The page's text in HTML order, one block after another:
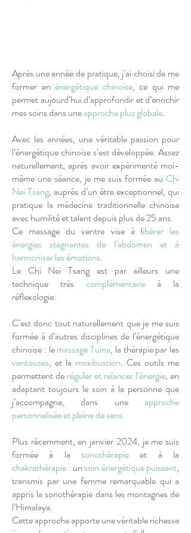
Après une année de pratique, j’ai choisi de me
former en énergétique chinoise, ce qui me
permet aujourd’hui d’approfondir et d’enrichir
mes soins dans uneapproche plus globale.
Avec les années, une véritable passion pour
l’énergétique chinoise s’est développée. Assez
naturellement, après avoir expérimenté moi-
même une séance, je me suis formée au Chi
Nei Tsang, auprès d’un être exceptionnel, qui
pratique la médecine traditionnelle chinoise
avec humilité et talent depuis plus de 25 ans.
Ce massage du ventre vise à libérer les
énergies stagnantes de l’abdomen et à
harmoniser les émotions.
Le Chi Nei Tsang est par ailleurs une
technique très complémentaire à la
réflexologie.
C’est donc tout naturellement que je me suis
formée à d’autres disciplines de l’énergétique
chinoise : lemassage Tuina, la thérapie par les
ventouses, et la moxibustion. Ces outils me
permettent de réguler et relancer l’énergie, en
adaptant toujours le soin à la personne que
j’accompagne, dans une approche
personnalisée et pleine de sens.
Plus récemment, en janvier 2024, je me suis
formée à la sonothérapie et à la
chakrathérapie : unsoin énergétique puissant,
transmis par une femme remarquable qui a
appris la sonothérapie dans les montagnes de
l’Himalaya.
Cette approche apporte une véritable richesse